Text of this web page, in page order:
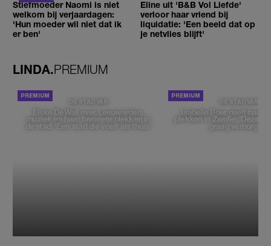
Stiefmoeder Naomi is niet
welkom bij verjaardagen:
'Hun moeder wil niet dat ik
er ben'
Eline uit 'B&B Vol Liefde'
verloor haar vriend bij
liquidatie: 'Een beeld dat op
je netvlies blijft'
LINDA.PREMIUM
DE STAD VAN
Elske DeWall over Leeuwarden,
muziek en haar favoriete plekken in
de stad: 'Een stad die voelt als thuis'
DE STAD VAN
Isabelle Boer deelt haar
plekken in Zwolle: 'Deze
graag verborgen'